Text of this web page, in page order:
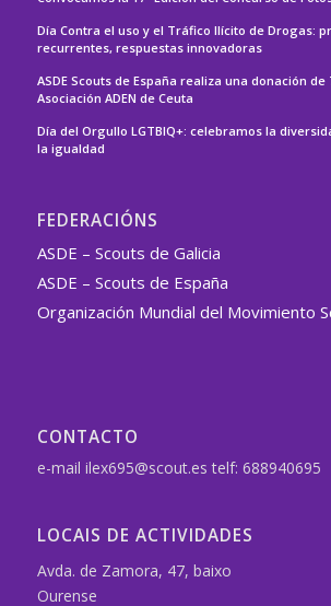
Día Contra el uso y el Tráfico Ilícito de Drogas:
recurrentes, respuestas innovadoras
ASDE Scouts de España realiza una donación de
Asociación ADEN de Ceuta
Día del Orgullo LGTBIQ+: celebramos la
la igualdad
FEDERACIÓNS
ASDE – Scouts de Galicia
ASDE – Scouts de España
Organización Mundial del Movimiento
CONTACTO
e-mail ilex695@scout.es telf: 688940695
LOCAIS DE ACTIVIDADES
Avda. de Zamora, 47, baixo
Ourense